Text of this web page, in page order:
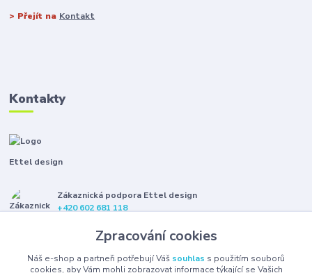
> Přejít na Kontakt
Kontakty
Ettel design
Zákaznická podpora Ettel design
+420 602 681 118
Zpracování cookies
Náš e-shop a partneři potřebují Váš souhlas s použitím souborů
cookies, aby Vám mohli zobrazovat informace týkající se Vašich